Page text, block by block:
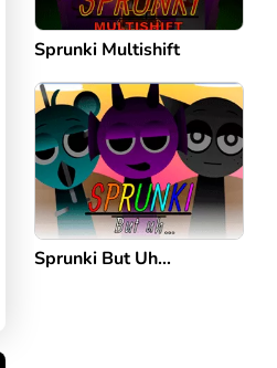
Sprunki Multishift
Sprunki But Uh…